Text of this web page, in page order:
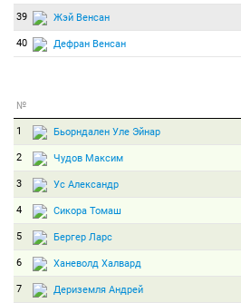
39 Жэй Венсан
40 Дефран Венсан
№
1 Бьорндален Уле Эйнар
2 Чудов Максим
3 Ус Александр
4 Сикора Томаш
5 Бергер Ларс
6 Ханеволд Халвард
7 Дериземля Андрей